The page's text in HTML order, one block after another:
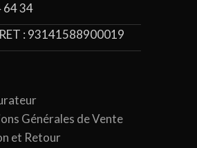
64 34
: 93141588900019
Générales de Vente
et Retour